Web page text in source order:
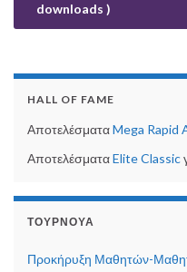
downloads )
HALL OF FAME
ΑποτελέσματαMega Rapid
ΑποτελέσματαElite Classic
ΤΟΥΡΝΟΥΆ
Προκήρυξη Μαθητών-